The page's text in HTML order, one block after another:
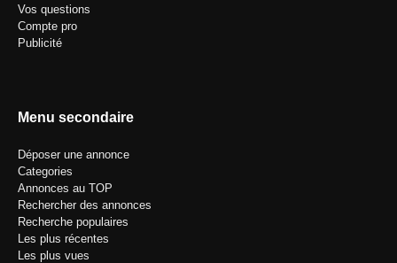
Vos questions
Compte pro
Publicité
Menu secondaire
Déposer une annonce
Categories
Annonces au TOP
Rechercher des annonces
Recherche populaires
Les plus récentes
Les plus vues